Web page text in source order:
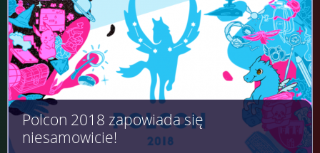
Polcon 2018 zapowiada się
niesamowicie!